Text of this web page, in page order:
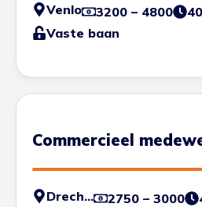
Venlo 3200 – 4800 40
Vaste baan
Commercieel
Drechtsteden 2750 – 3000